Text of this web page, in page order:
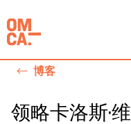
到
内
容
加州奥克兰博物馆(OMCA)
博客
领略卡洛斯·